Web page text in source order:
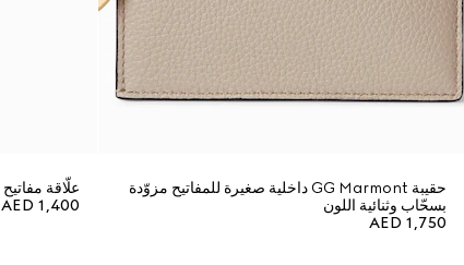
حقيبة GG Marmont داخلية صغيرة للمفاتيح مزوّدة
بسحّاب وثنائية اللون
AED 1,750
علّاقة مفاتيح Ophidia
AED 1,400